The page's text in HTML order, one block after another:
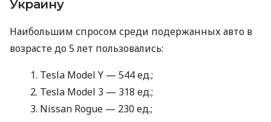
Украину
Наибольшим спросом среди подержанных авто в
возрасте до 5 лет пользовались:
Tesla Model Y — 544 ед.;
Tesla Model 3 — 318 ед.;
Nissan Rogue — 230 ед.;